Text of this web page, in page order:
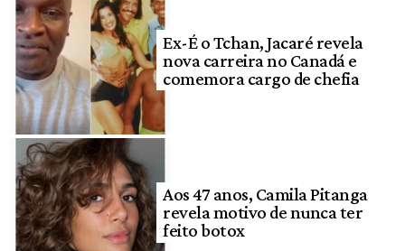
Ex-É o Tchan, Jacaré revela
nova carreira no Canadá e
comemora cargo de chefia
Aos 47 anos, Camila Pitanga
revela motivo de nunca ter
feito botox